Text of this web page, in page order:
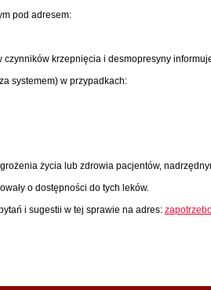
pod adresem:
krzepnięcia i desmopresyny
systemem) w przypadkach:
życia lub zdrowia pacjentów,
o dostępności do tych leków.
i sugestii w tej sprawie na adres: